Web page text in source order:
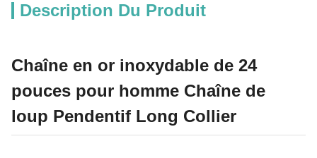
Description Du Produit
Chaîne en or inoxydable de 24
pouces pour homme Chaîne de
loup Pendentif Long Collier